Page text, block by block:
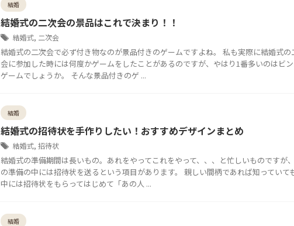
結婚
結婚式の二次会の景品はこれで決まり！！
結婚式, 二次会
結婚式の二次会で必ず付き物なのが景品付きのゲームですよね。 私も実際に結婚式の
会に参加した時には何度かゲームをしたことがあるのですが、やはり1番多いのはビ
ゲームでしょうか。 そんな景品付きのゲ ...
結婚
結婚式の招待状を手作りしたい！おすすめデザインまとめ
結婚式, 招待状
結婚式の準備期間は長いもの。あれをやってこれをやって、、、と忙しいものですが
の準備の中には招待状を送るという項目があります。 親しい間柄であれば知っていても
中には招待状をもらってはじめて「あの人 ...
結婚